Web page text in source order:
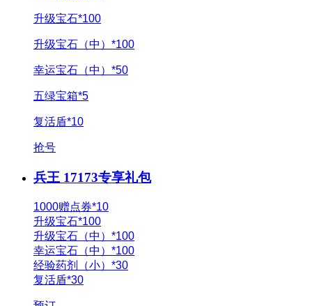
升级宝石*100
升级宝石（中）*100
幸运宝石（中）*50
五绿宝箱*5
复活盾*10
抢号
兵王 17173专享礼包
1000赠点券*10
升级宝石*100
升级宝石（中）*100
幸运宝石（中）*100
经验药剂（小）*30
复活盾*30